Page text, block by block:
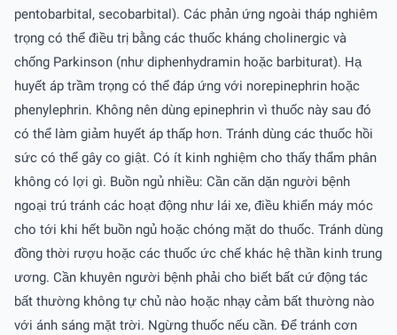
pentobarbital, secobarbital). Các phản ứng ngoài tháp nghiêm
trọng có thể điều trị bằng các thuốc kháng cholinergic và
chống Parkinson (như diphenhydramin hoặc barbiturat). Hạ
huyết áp trầm trọng có thể đáp ứng với norepinephrin hoặc
phenylephrin. Không nên dùng epinephrin vì thuốc này sau đó
có thể làm giảm huyết áp thấp hơn. Tránh dùng các thuốc hồi
sức có thể gây co giật. Có ít kinh nghiệm cho thấy thẩm phân
không có lợi gì. Buồn ngủ nhiều: Cần căn dặn người bệnh
ngoại trú tránh các hoạt động như lái xe, điều khiển máy móc
cho tới khi hết buồn ngủ hoặc chóng mặt do thuốc. Tránh dùng
đồng thời rượu hoặc các thuốc ức chế khác hệ thần kinh trung
ương. Cần khuyên người bệnh phải cho biết bất cứ động tác
bất thường không tự chủ nào hoặc nhạy cảm bất thường nào
với ánh sáng mặt trời. Ngừng thuốc nếu cần. Ðể tránh cơn